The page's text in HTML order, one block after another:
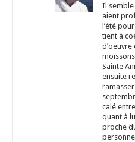
Il semble
aient
l’été
tient à
Sainte
ensuite
calé
quant à
proche